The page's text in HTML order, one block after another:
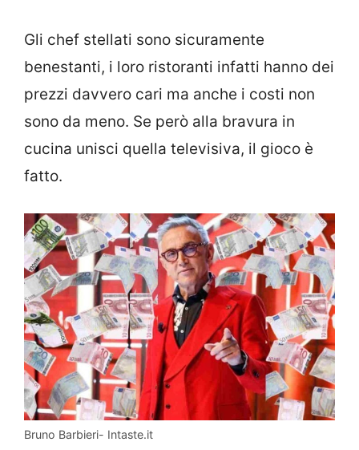
Gli chef stellati sono sicuramente
benestanti, i loro ristoranti infatti hanno dei
prezzi davvero cari ma anche i costi non
sono da meno. Se però alla bravura in
cucina unisci quella televisiva, il gioco è
fatto.
Bruno Barbieri- Intaste.it